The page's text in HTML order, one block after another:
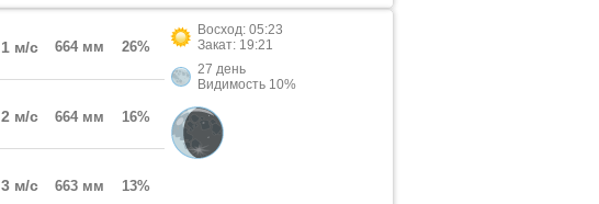
1 м/с 664 мм 26%
2 м/с 664 мм 16%
3 м/с 663 мм 13%
Восход: 05:23
Закат: 19:21
27 день
Видимость 10%